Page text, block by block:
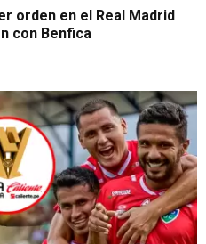
orden en el Real Madrid
con Benfica